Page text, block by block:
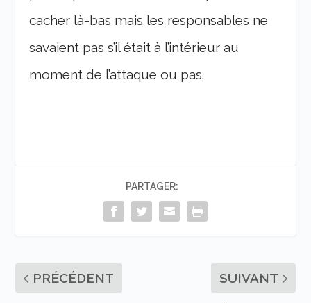
cacher là-bas mais les responsables ne
savaient pas s’il était à l’intérieur au
moment de l’attaque ou pas.
PARTAGER:
PRÉCÉDENT SUIVANT